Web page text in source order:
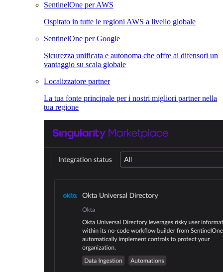
SentinelOne per AWS
Ospitato in tutte le regioni AWS a livello globale
SentinelOne per Google
Sicurezza unificata e autonoma che offre ai difensori un
vantaggio su scala globale
Localizzatore partner
La tua fonte principale per i nostri migliori partner nella
tua regione